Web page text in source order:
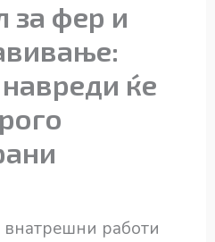
за фер и
ќе
внатрешни работи